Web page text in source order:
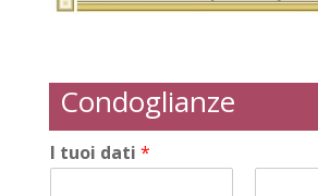
Condoglianze
I tuoi dati *